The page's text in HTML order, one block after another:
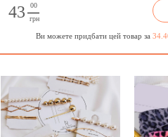
43
00
грн
Ви можете придбати цей товар за